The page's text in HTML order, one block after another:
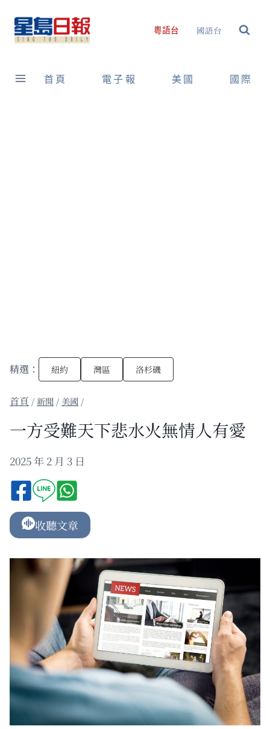
content
粵語台 國語台
首頁 電子報 美國 國際
精選： 紐約 灣區 洛杉磯
/新聞 / 美國 /
一方受難天下悲水火無情人有愛
2025 年 2 月 3 日
收聽文章